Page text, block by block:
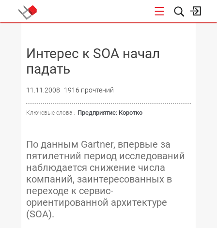
Интерес к SOA начал
падать
11.11.2008 1916 прочтений
Ключевые слова : Предприятие: Коротко
По данным Gartner, впервые за
пятилетний период исследований
наблюдается снижение числа
компаний, заинтересованных в
переходе к сервис-
ориентированной архитектуре
(SOA).